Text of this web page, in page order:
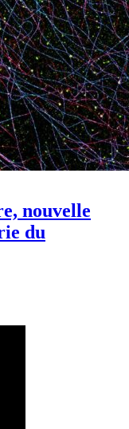
nouvelle
du